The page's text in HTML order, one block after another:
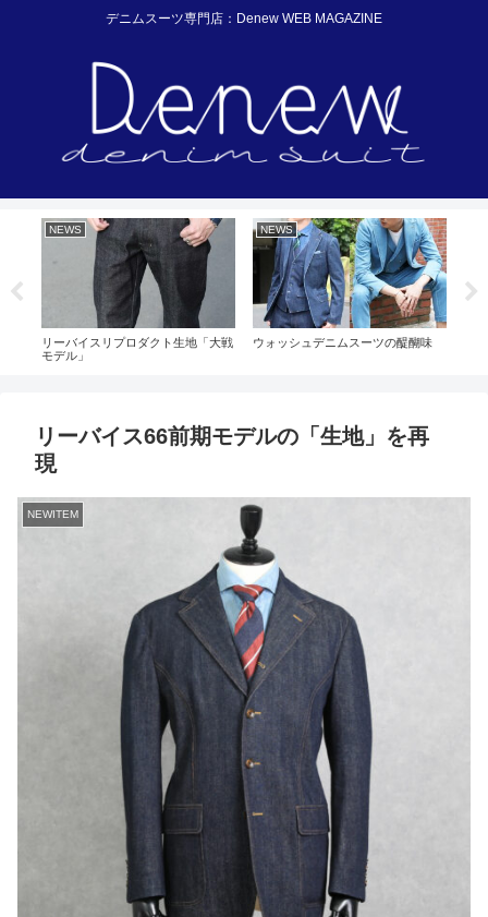
デニムスーツ専門店：Denew WEB MAGAZINE
NEWS
リーバイスリプロダクト生地「大戦
モデル」
NEWS
ウォッシュデニムスーツの醍醐味
リーバイス66前期モデルの「生地」を再
現
NEWITEM